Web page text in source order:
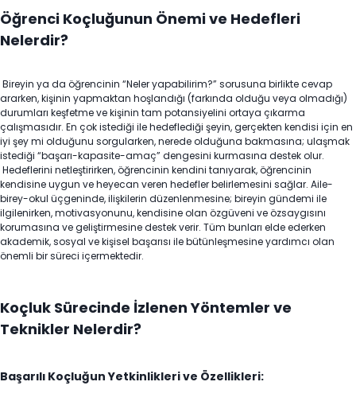
Öğrenci Koçluğunun Önemi ve Hedefleri
Nelerdir?
Bireyin ya da öğrencinin “Neler yapabilirim?” sorusuna birlikte cevap
ararken, kişinin yapmaktan hoşlandığı (farkında olduğu veya olmadığı)
durumları keşfetme ve kişinin tam potansiyelini ortaya çıkarma
çalışmasıdır. En çok istediği ile hedeflediği şeyin, gerçekten kendisi için en
iyi şey mi olduğunu sorgularken, nerede olduğuna bakmasına; ulaşmak
istediği “başarı-kapasite-amaç” dengesini kurmasına destek olur.
Hedeflerini netleştirirken, öğrencinin kendini tanıyarak, öğrencinin
kendisine uygun ve heyecan veren hedefler belirlemesini sağlar. Aile-
birey-okul üçgeninde, ilişkilerin düzenlenmesine; bireyin gündemi ile
ilgilenirken, motivasyonunu, kendisine olan özgüveni ve özsaygısını
korumasına ve geliştirmesine destek verir. Tüm bunları elde ederken
akademik, sosyal ve kişisel başarısı ile bütünleşmesine yardımcı olan
önemli bir süreci içermektedir.
Koçluk Sürecinde İzlenen Yöntemler ve
Teknikler Nelerdir?
Başarılı Koçluğun Yetkinlikleri ve Özellikleri: